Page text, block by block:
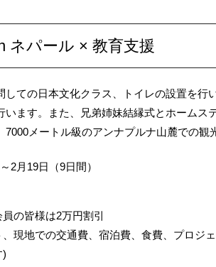
ネパール × 教育支援
ての日本文化クラス、トイレの設置を行
ます。また、兄弟姉妹結縁式とホームス
メートル級のアンナプルナ山麓での観
2月19日（9日間）
の皆様は2万円割引
現地での交通費、宿泊費、食費、プロジ
)